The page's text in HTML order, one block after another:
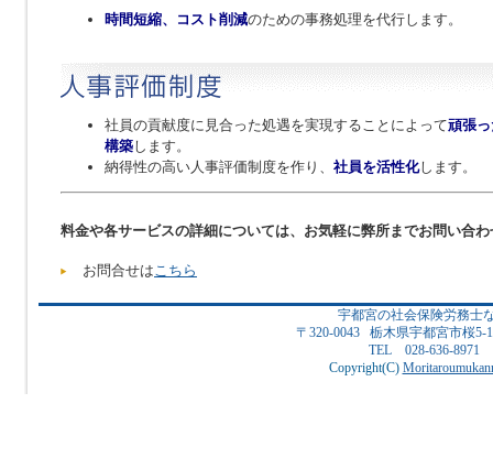
時間短縮、コスト削減のための事務処理を代行します。
社員の貢献度に見合った処遇を実現することによって頑張
構築します。
納得性の高い人事評価制度を作り、 社員を活性化します。
料金や各サービスの詳細については、お気軽に弊所までお問い合
お問合せは こちら
宇都宮の社会保険労務士
〒320-0043 栃木県宇都宮市桜
TEL 028-636-8971
Copyright(C)